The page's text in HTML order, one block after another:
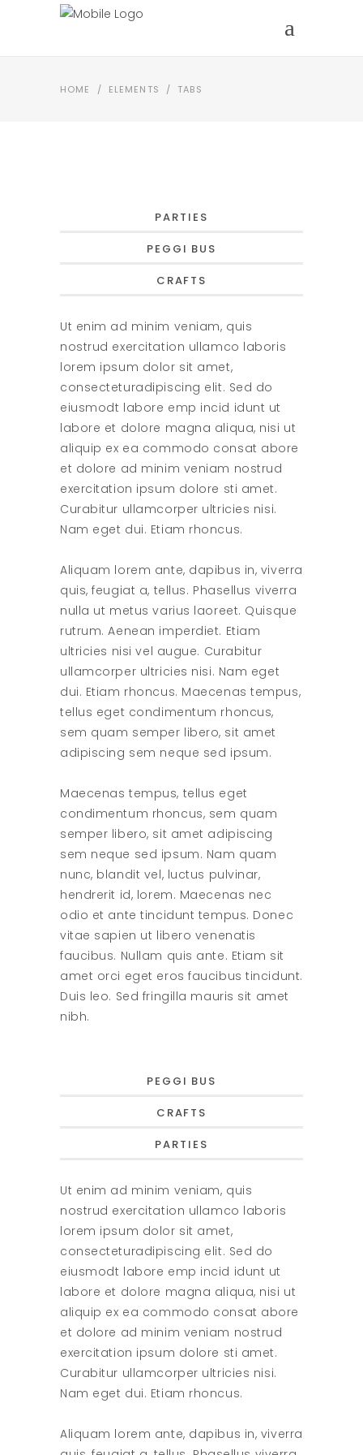
HOME / ELEMENTS / TABS
PARTIES
PEGGI BUS
CRAFTS
Ut enim ad minim veniam, quis
nostrud exercitation ullamco laboris
lorem ipsum dolor sit amet,
consecteturadipiscing elit. Sed do
eiusmodt labore emp incid idunt ut
labore et dolore magna aliqua, nisi ut
aliquip ex ea commodo consat abore
et dolore ad minim veniam nostrud
exercitation ipsum dolore sti amet.
Curabitur ullamcorper ultricies nisi.
Nam eget dui. Etiam rhoncus.
Aliquam lorem ante, dapibus in, viverra
quis, feugiat a, tellus. Phasellus viverra
nulla ut metus varius laoreet. Quisque
rutrum. Aenean imperdiet. Etiam
ultricies nisi vel augue. Curabitur
ullamcorper ultricies nisi. Nam eget
dui. Etiam rhoncus. Maecenas tempus,
tellus eget condimentum rhoncus,
sem quam semper libero, sit amet
adipiscing sem neque sed ipsum.
Maecenas tempus, tellus eget
condimentum rhoncus, sem quam
semper libero, sit amet adipiscing
sem neque sed ipsum. Nam quam
nunc, blandit vel, luctus pulvinar,
hendrerit id, lorem. Maecenas nec
odio et ante tincidunt tempus. Donec
vitae sapien ut libero venenatis
faucibus. Nullam quis ante. Etiam sit
amet orci eget eros faucibus tincidunt.
Duis leo. Sed fringilla mauris sit amet
nibh.
PEGGI BUS
CRAFTS
PARTIES
Ut enim ad minim veniam, quis
nostrud exercitation ullamco laboris
lorem ipsum dolor sit amet,
consecteturadipiscing elit. Sed do
eiusmodt labore emp incid idunt ut
labore et dolore magna aliqua, nisi ut
aliquip ex ea commodo consat abore
et dolore ad minim veniam nostrud
exercitation ipsum dolore sti amet.
Curabitur ullamcorper ultricies nisi.
Nam eget dui. Etiam rhoncus.
Aliquam lorem ante, dapibus in, viverra